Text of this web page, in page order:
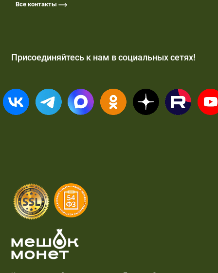
Все контакты
Присоединяйтесь к нам в социальных сетях!